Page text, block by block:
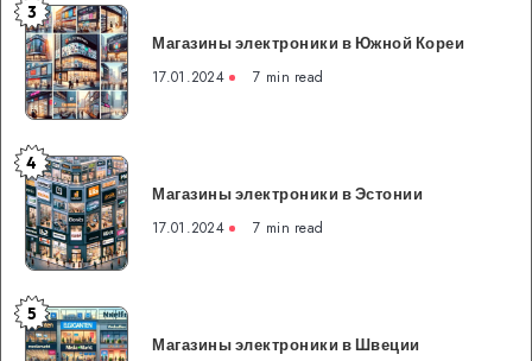
Магазины
электроники
в
Южной
Кореи
3
Магазины электроники в Южной Кореи
17.01.2024 7 min read
Магазины
электроники
в
Эстонии
4
Магазины электроники в Эстонии
17.01.2024 7 min read
Магазины
электроники
5
Магазины электроники в Швеции